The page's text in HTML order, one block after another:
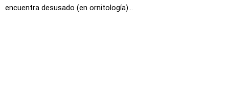
encuentra desusado (en ornitología)...